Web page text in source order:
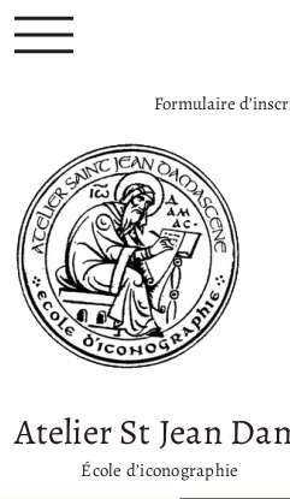
Formulaire
Atelier St Jean
École d’iconographie